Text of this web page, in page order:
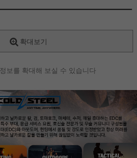
확대보기
보를 확대해 보실 수 있습니다